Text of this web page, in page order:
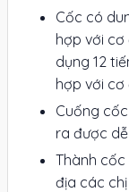
Cốc có
hợp với cơ
dụng 12
hợp với cơ
Cuống
ra được
Thành
địa các